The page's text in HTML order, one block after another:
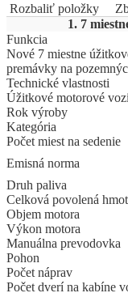
Rozbaliť položky
1. 7
Funkcia
Nové 7 miestne
premávky na
Technické vlastnosti
Úžitkové motorové
Rok výroby
Kategória
Počet miest na sedenie
Emisná norma
Druh paliva
Celková povolená
Objem motora
Výkon motora
Manuálna prevodovka
Pohon
Počet náprav
Počet dverí na kabíne